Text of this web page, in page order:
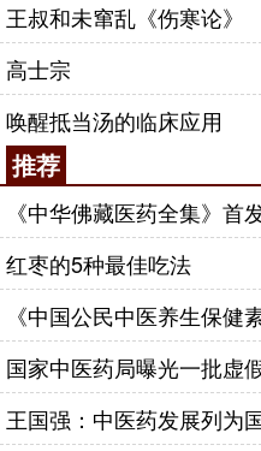
王叔和未窜乱《伤寒论》
高士宗
唤醒抵当汤的临床应用
推荐
《中华佛藏医药全集》首
红枣的5种最佳吃法
《中国公民中医养生保
国家中医药局曝光一批虚
王国强：中医药发展列为